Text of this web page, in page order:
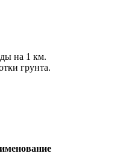
на 1 км.
грунта.